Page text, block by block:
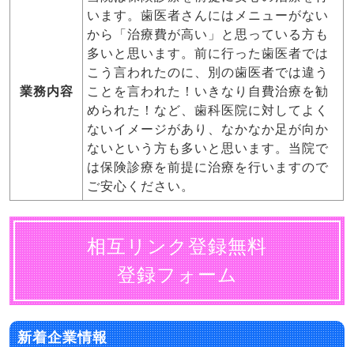
業務内容
います。歯医者さんにはメニューがない
から「治療費が高い」と思っている方も
多いと思います。前に行った歯医者では
こう言われたのに、別の歯医者では違う
ことを言われた！いきなり自費治療を勧
められた！など、歯科医院に対してよく
ないイメージがあり、なかなか足が向か
ないという方も多いと思います。当院で
は保険診療を前提に治療を行いますので
ご安心ください。
相互リンク登録無料
登録フォーム
新着企業情報